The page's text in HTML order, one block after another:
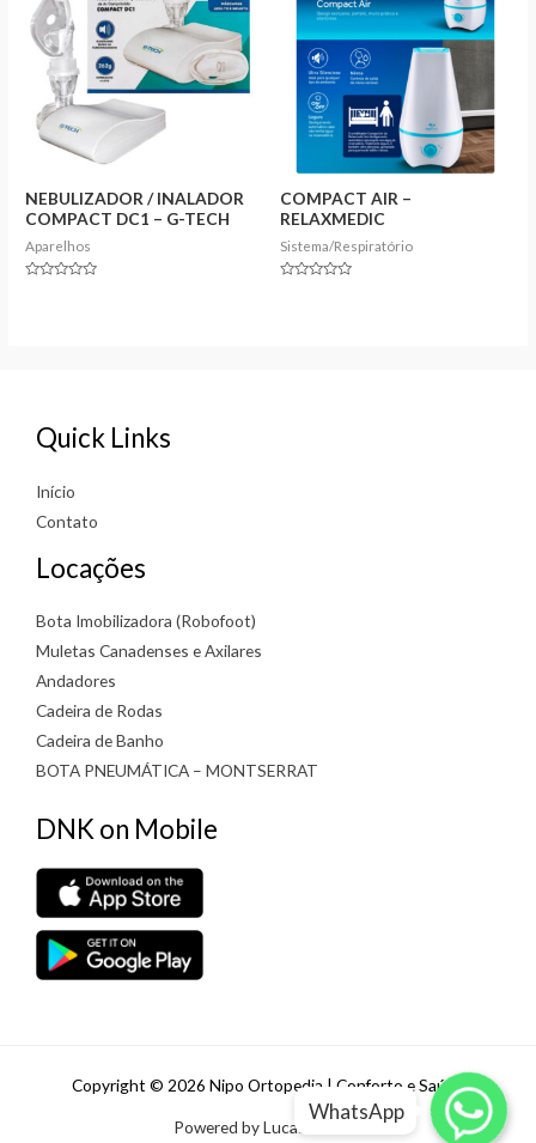
NEBULIZADOR / INALADOR
COMPACT DC1 – G-TECH
Aparelhos
COMPACT AIR –
RELAXMEDIC
Sistema/Respiratório
Quick Links
Início
Contato
Locações
Bota Imobilizadora (Robofoot)
Muletas Canadenses e Axilares
Andadores
Cadeira de Rodas
Cadeira de Banho
BOTA PNEUMÁTICA – MONTSERRAT
DNK on Mobile
Copyright © 2026 Nipo Ortopedia | Conforto e Saúde
Powered by Lucas Padilha
WhatsApp
WhatsApp
WhatsApp
WhatsApp